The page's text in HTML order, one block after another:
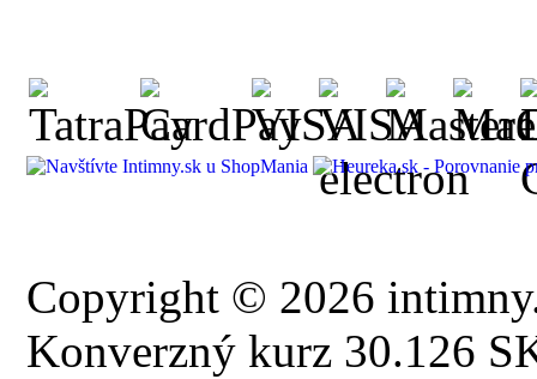
Copyright © 2026
Konverzný kurz 30.126